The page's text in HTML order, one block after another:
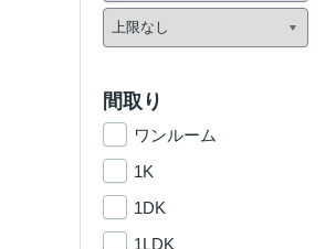
間取り
ワンルーム
1K
1DK
1LDK